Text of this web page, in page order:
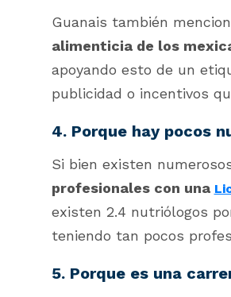
Guanais también
alimenticia de los
apoyando esto de un
publicidad o incentivos
4. Porque hay pocos
Si bien existen
profesionales con una
existen 2.4 nutriólogos
teniendo tan pocos
5. Porque es una